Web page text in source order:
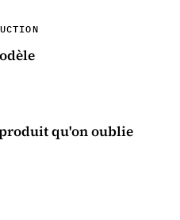
qu'on oublie